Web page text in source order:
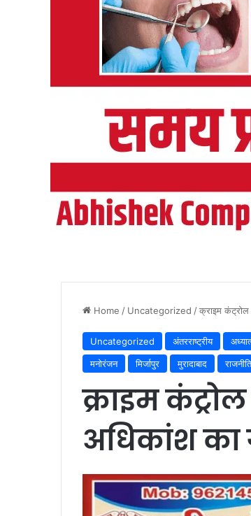
Home / Uncategorized /क्राइम कंट्रोल
Uncategorized अंतरराष्ट्रीय
मनोरंजन
मिर्जापुर मुरादाबाद राजनीति
क्राइम
अधिकांश का